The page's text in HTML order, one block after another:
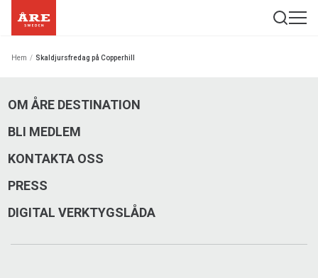
Hem / Skaldjursfredag på Copperhill
OM ÅRE DESTINATION
BLI MEDLEM
KONTAKTA OSS
PRESS
DIGITAL VERKTYGSLÅDA